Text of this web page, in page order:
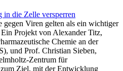
in die Zelle versperren
Viren gelten als ein wichtiger
Projekt von Alexander Titz,
Chemie an der
und Prof. Christian Sieben,
Zentrum für
Ziel, mit der Entwicklung